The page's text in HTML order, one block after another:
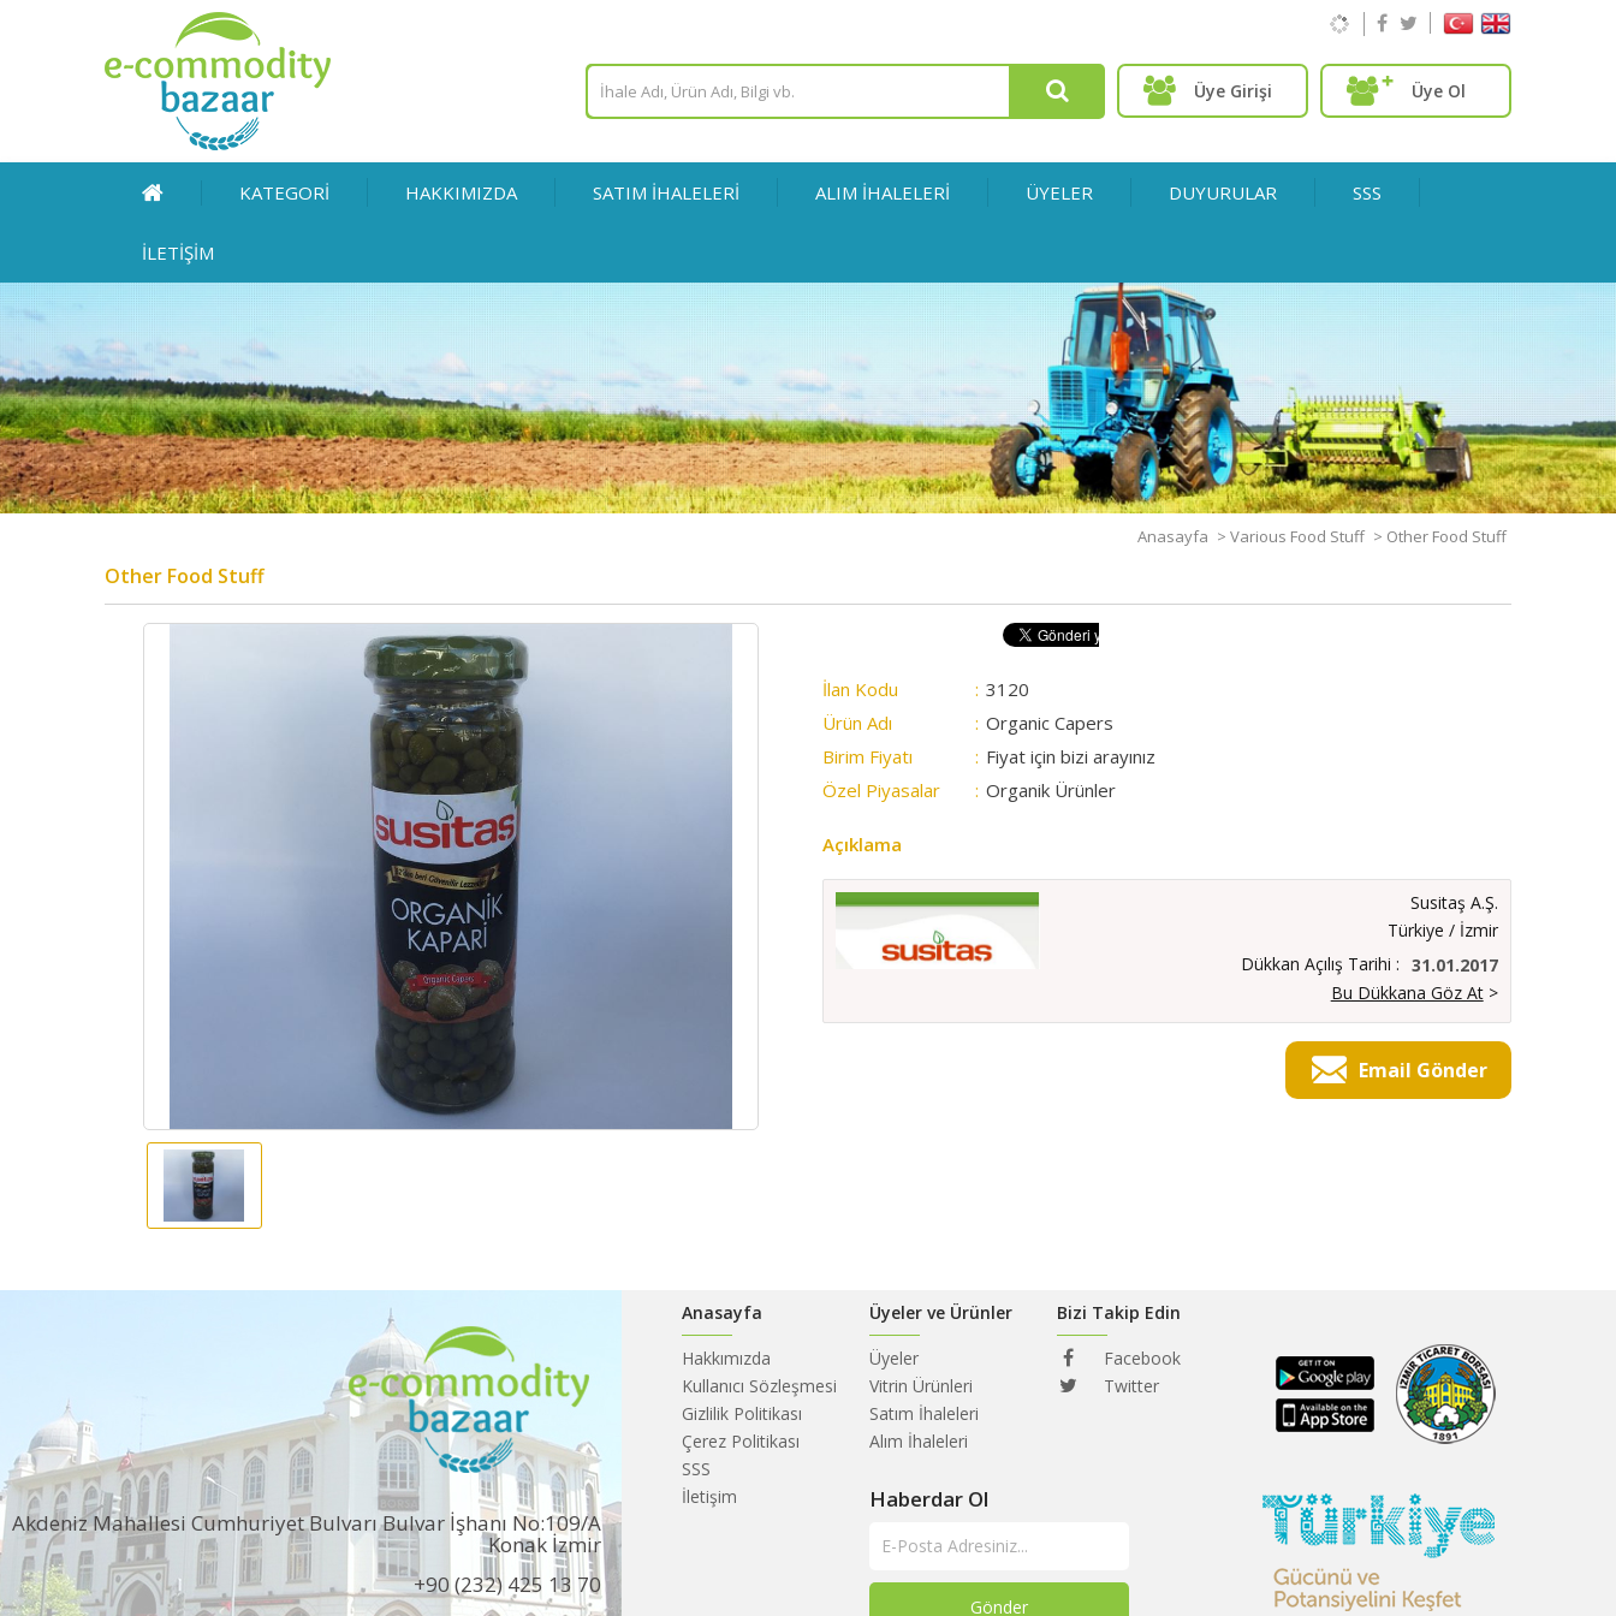
Üye Girişi Üye Ol
KATEGORİ HAKKIMIZDA SATIM İHALELERİ ALIM İHALELERİ ÜYELER DUYURULAR SSS
İLETİŞİM
Anasayfa > Various Food Stuff > Other Food Stuff
Other Food Stuff
İlan Kodu : 3120
Ürün Adı
: Organic Capers
Birim Fiyatı
: Fiyat için bizi arayınız
Özel Piyasalar
: Organik Ürünler
Açıklama
Susitaş A.Ş.
Türkiye / İzmir
Dükkan Açılış Tarihi : 31.01.2017
Bu Dükkana Göz At>
Email Gönder
Akdeniz Mahallesi Cumhuriyet Bulvarı Bulvar İşhanı No:109/A
Konak İzmir
+90 (232) 425 13 70
Anasayfa
Hakkımızda
Kullanıcı Sözleşmesi
Gizlilik Politikası
Çerez Politikası
SSS
İletişim
Üyeler ve Ürünler
Üyeler
Vitrin Ürünleri
Satım İhaleleri
Alım İhaleleri
Bizi Takip Edin
Facebook
Twitter
Haberdar Ol